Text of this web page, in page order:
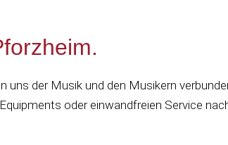
uns der Musik und den Musikern
oder einwandfreien Service